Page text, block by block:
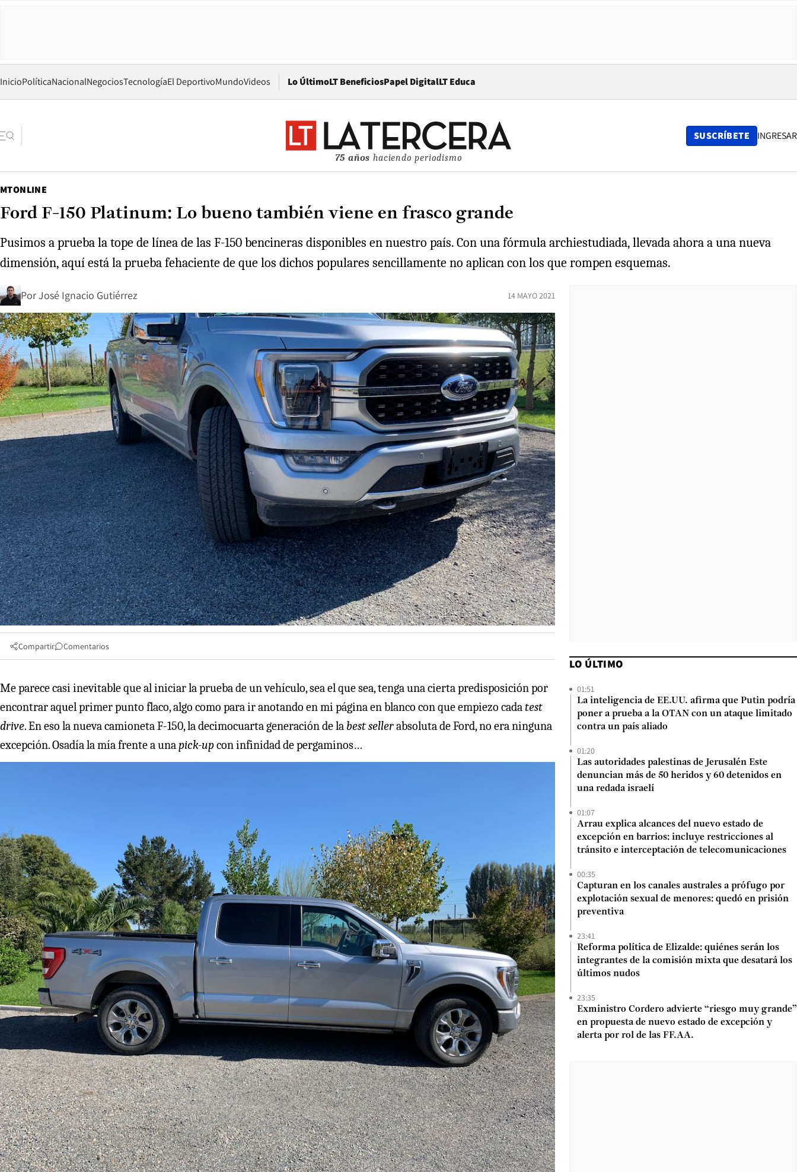
InicioPolíticaNacionalNegociosTecnologíaEl DeportivoMundoVideos Lo ÚltimoLT BeneficiosPapel DigitalOpens in new window
LT Educa
75 años haciendo periodismo
SUSCRÍBETE INGRESAR
MTONLINE
Ford F-150 Platinum: Lo bueno también viene en frasco grande
Pusimos a prueba la tope de línea de las F-150 bencineras disponibles en nuestro país. Con una fórmula archiestudiada, llevada ahora a una nueva
dimensión, aquí está la prueba fehaciente de que los dichos populares sencillamente no aplican con los que rompen esquemas.
PorJosé Ignacio Gutiérrez 14 MAYO 2021
Compartir Comentarios
Me parece casi inevitable que al iniciar la prueba de un vehículo, sea el que sea, tenga una cierta predisposición por
encontrar aquel primer punto flaco, algo como para ir anotando en mi página en blanco con que empiezo cadatest
drive. En eso la nueva camioneta F-150, la decimocuarta generación de la best sellerabsoluta de Ford, no era ninguna
excepción. Osadía la mía frente a unapick-upcon infinidad de pergaminos…
LO ÚLTIMO
01:51
La inteligencia de EE.UU. afirma que Putin podría
poner a prueba a la OTAN con un ataque limitado
contra un país aliado
01:20
Las autoridades palestinas de Jerusalén Este
denuncian más de 50 heridos y 60 detenidos en
una redada israelí
01:07
Arrau explica alcances del nuevo estado de
excepción en barrios: incluye restricciones al
tránsito e interceptación de telecomunicaciones
00:35
Capturan en los canales australes a prófugo por
explotación sexual de menores: quedó en prisión
preventiva
23:41
Reforma política de Elizalde: quiénes serán los
integrantes de la comisión mixta que desatará los
últimos nudos
23:35
Exministro Cordero advierte “riesgo muy grande”
en propuesta de nuevo estado de excepción y
alerta por rol de las FF.AA.